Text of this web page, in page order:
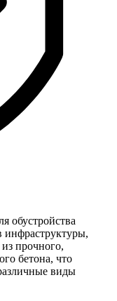
обустройства
инфраструктуры,
прочного,
бетона, что
виды